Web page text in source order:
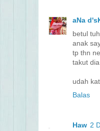
aNa
betul tuh..
anak
tp thn
takut
udah
Balas
Haw 2